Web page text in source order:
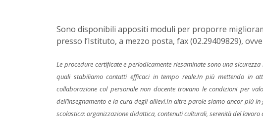
Sono disponibili appositi moduli per proporre
presso l’Istituto, a mezzo posta, fax (02.29409829),
Le procedure certificate e periodicamente riesaminate sono una
quali stabiliamo contatti efficaci in tempo reale.In più mettendo in
collaborazione col personale non docente trovano le condizioni per
dell’insegnamento e la cura degli allievi.In altre parole siamo ancor più
scolastica: organizzazione didattica, contenuti culturali, serenità del